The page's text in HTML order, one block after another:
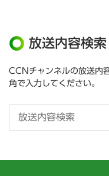
放送内容検索
CCNチャンネルの放送内
角で入力してください。